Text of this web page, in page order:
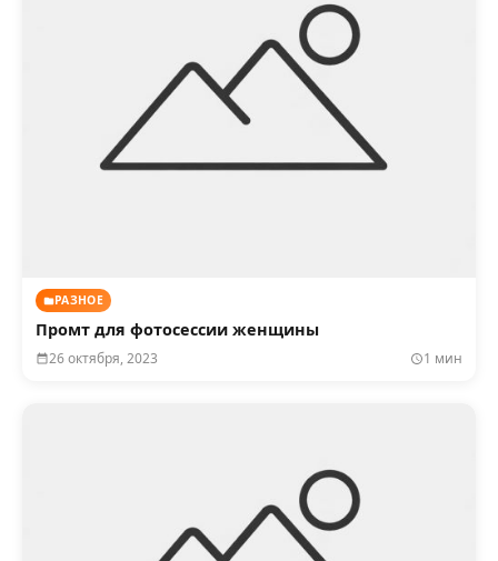
РАЗНОЕ
Промт для фотосессии женщины
26 октября, 2023 1 мин